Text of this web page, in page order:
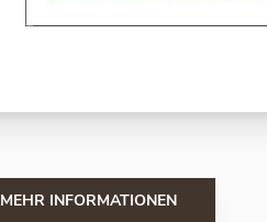
MEHR INFORMATIONEN